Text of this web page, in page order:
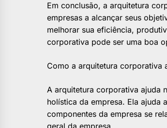
Em conclusão, a arquitetura
empresas a alcançar seus
melhorar sua eficiência,
corporativa pode ser uma boa
Como a arquitetura corporativa
A arquitetura corporativa ajuda
holística da empresa. Ela ajuda
componentes da empresa se